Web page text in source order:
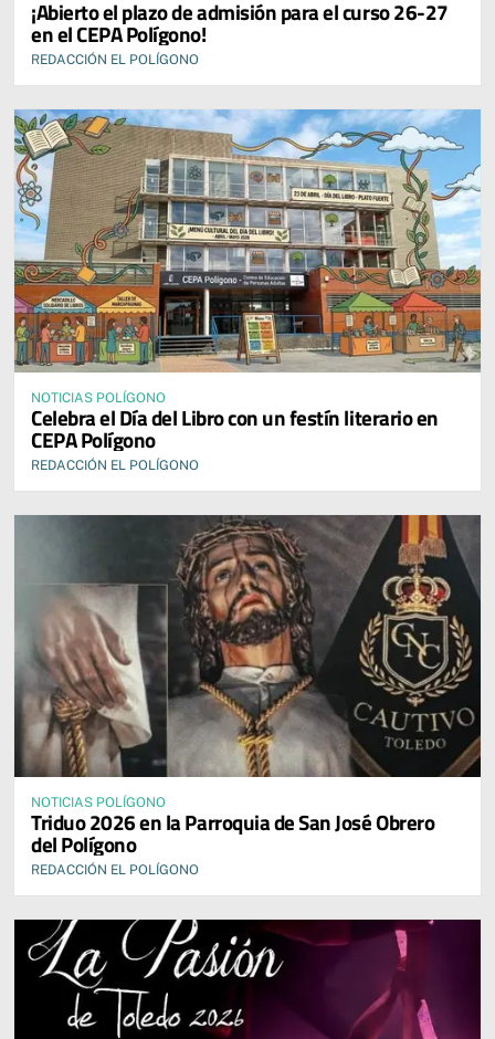
¡Abierto el plazo de admisión para el curso 26-27
en el CEPA Polígono!
REDACCIÓN EL POLÍGONO
NOTICIAS POLÍGONO
Celebra el Día del Libro con un festín literario en
CEPA Polígono
REDACCIÓN EL POLÍGONO
NOTICIAS POLÍGONO
Triduo 2026 en la Parroquia de San José Obrero
del Polígono
REDACCIÓN EL POLÍGONO